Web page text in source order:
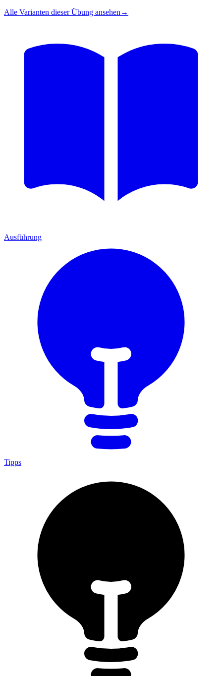
Alle Varianten dieser Übung ansehen →
Ausführung
Tipps